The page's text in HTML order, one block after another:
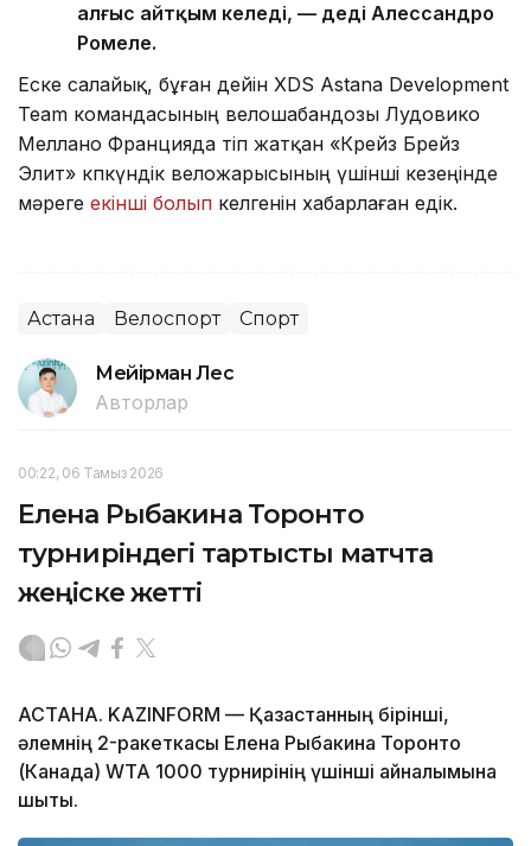
алғыс айтқым келеді, — деді Алессандро
Ромеле.
Еске салайық, бұған дейін XDS Astana Development
Team командасының велошабандозы Лудовико
Меллано Францияда өтіп жатқан «Крейз Брейз
Элит» көпкүндік веложарысының үшінші кезеңінде
мәреге екінші болып келгенін хабарлаған едік.
Астана Велоспорт Спорт
Мейірман Лес
Авторлар
00:22, 06 Тамыз 2026
Елена Рыбакина Торонто
турниріндегі тартысты матчта
жеңіске жетті
АСТАНА. KAZINFORM — Қазақстанның бірінші,
әлемнің 2-ракеткасы Елена Рыбакина Торонто
(Канада) WTA 1000 турнирінің үшінші айналымына
шықты.